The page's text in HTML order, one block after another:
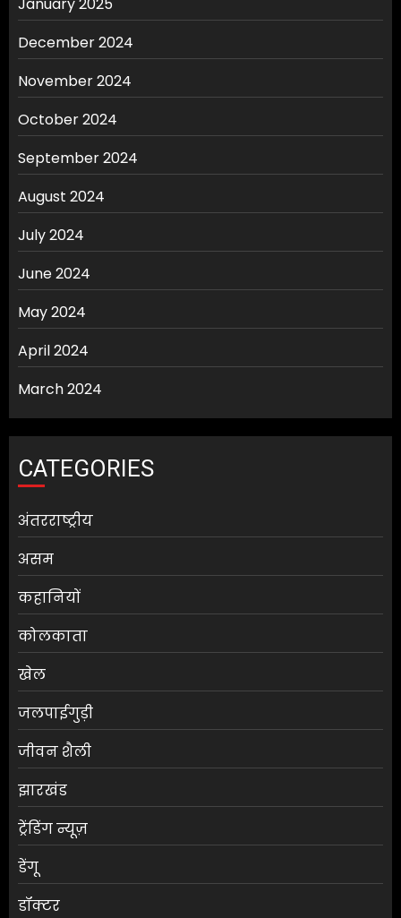
December 2024
November 2024
October 2024
September 2024
August 2024
July 2024
June 2024
May 2024
April 2024
March 2024
CATEGORIES
अंतरराष्ट्रीय
असम
कहानियों
कोलकाता
खेल
जलपाईगुड़ी
जीवन शैली
झारखंड
ट्रेंडिंग न्यूज़
डेंगू
डॉक्टर